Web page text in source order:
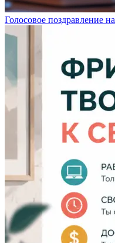
Голосовое поздравление